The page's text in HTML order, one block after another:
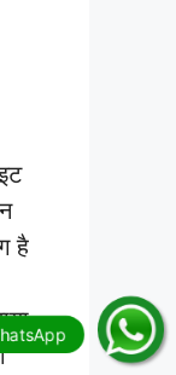
है